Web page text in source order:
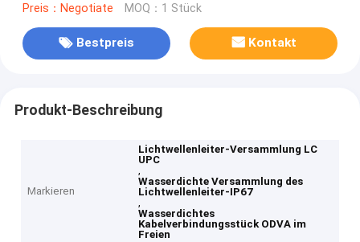
Preis：Negotiate MOQ：1 Stück
Bestpreis Kontakt
Produkt-Beschreibung
Markieren
Lichtwellenleiter-Versammlung LC
UPC
,
Wasserdichte Versammlung des
Lichtwellenleiter-IP67
,
Wasserdichtes
Kabelverbindungsstück ODVA im
Freien